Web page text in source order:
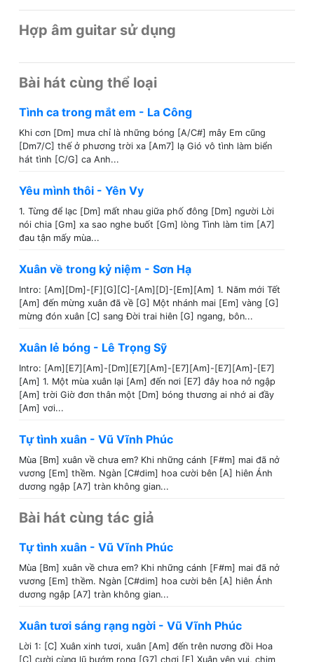
Hợp âm guitar sử dụng
Bài hát cùng thể loại
Tình ca trong mắt em - La Công
Khi cơn [Dm] mưa chỉ là những bóng [A/C#] mây Em cũng
[Dm7/C] thế ở phương trời xa [Am7] lạ Gió vô tình làm biển
hát tình [C/G] ca Anh...
Yêu mình thôi - Yên Vy
1. Từng để lạc [Dm] mất nhau giữa phố đông [Dm] người Lời
nói chia [Gm] xa sao nghe buốt [Gm] lòng Tình làm tim [A7]
đau tận mấy mùa...
Xuân về trong kỷ niệm - Sơn Hạ
Intro: [Am][Dm]-[F][G][C]-[Am][D]-[Em][Am] 1. Năm mới Tết
[Am] đến mừng xuân đã về [G] Một nhánh mai [Em] vàng [G]
mừng đón xuân [C] sang Đời trai hiên [G] ngang, bôn...
Xuân lẻ bóng - Lê Trọng Sỹ
Intro: [Am][E7][Am]-[Dm][E7][Am]-[E7][Am]-[E7][Am]-[E7]
[Am] 1. Một mùa xuân lại [Am] đến nơi [E7] đây hoa nở ngập
[Am] trời Giờ đơn thân một [Dm] bóng thương ai nhớ ai đầy
[Am] vơi...
Tự tình xuân - Vũ Vĩnh Phúc
Mùa [Bm] xuân về chưa em? Khi những cánh [F#m] mai đã nở
vương [Em] thềm. Ngàn [C#dim] hoa cười bên [A] hiên Ánh
dương ngập [A7] tràn không gian...
Bài hát cùng tác giả
Tự tình xuân - Vũ Vĩnh Phúc
Mùa [Bm] xuân về chưa em? Khi những cánh [F#m] mai đã nở
vương [Em] thềm. Ngàn [C#dim] hoa cười bên [A] hiên Ánh
dương ngập [A7] tràn không gian...
Xuân tươi sáng rạng ngời - Vũ Vĩnh Phúc
Lời 1: [C] Xuân xinh tươi, xuân [Am] đến trên nương đồi Hoa
[C] cười cùng lũ bướm rong [G7] chơi [F] Xuân yên vui, chim